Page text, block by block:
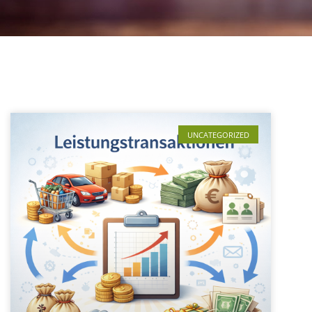
UNCATEGORIZED